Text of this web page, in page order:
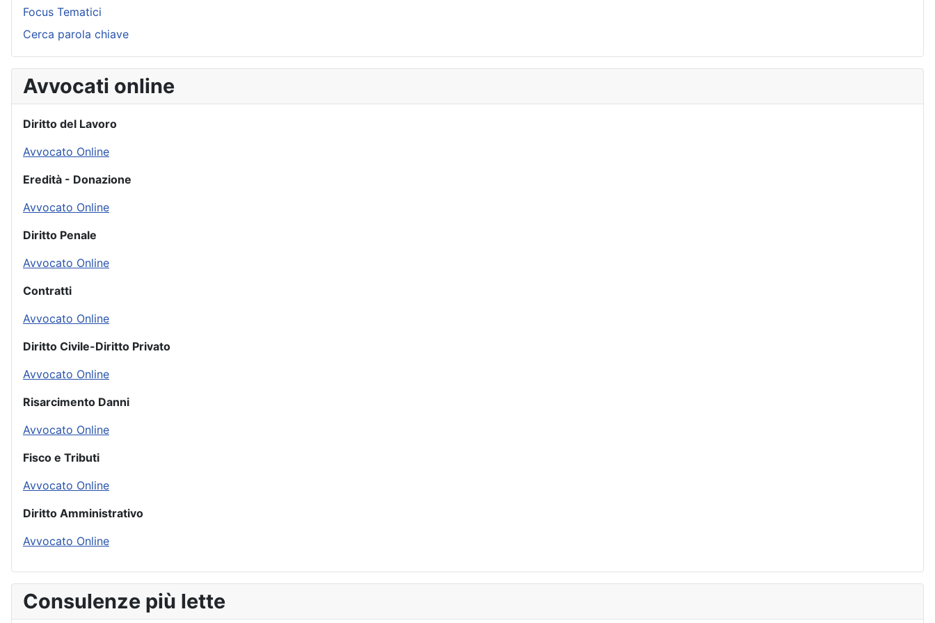
Focus Tematici
Cerca parola chiave
Avvocati online
Diritto del Lavoro
Avvocato Online
Eredità - Donazione
Avvocato Online
Diritto Penale
Avvocato Online
Contratti
Avvocato Online
Diritto Civile-Diritto Privato
Avvocato Online
Risarcimento Danni
Avvocato Online
Fisco e Tributi
Avvocato Online
Diritto Amministrativo
Avvocato Online
Consulenze più lette